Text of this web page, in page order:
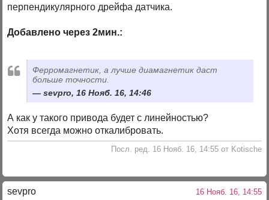
перпендикулярного дрейфа датчика.
Добавлено через 2мин.:
Ферромагнетик, а лучше диамагнетик даст
больше точности.
sevpro, 16 Нояб. 16, 14:46
А как у такого привода будет с линейностью?
Хотя всегда можно откалибровать.
Посл. ред. 16 Нояб. 16, 14:55 от Kotische
sevpro 16 Нояб. 16, 14:55